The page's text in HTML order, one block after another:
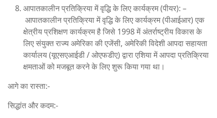
आपातकालीन प्रतिक्रिया में वृद्धि के लिए कार्यक्रम (पीयर): –
आपातकालीन प्रतिक्रिया में वृद्धि के लिए कार्यक्रम (पीआईआर) एक
क्षेत्रीय प्रशिक्षण कार्यक्रम है जिसे 1998 में अंतर्राष्ट्रीय विकास के
लिए संयुक्त राज्य अमेरिका की एजेंसी, अमेरिकी विदेशी आपदा सहायता
कार्यालय (यूएसएआईडी / ओएफडीए) द्वारा एशिया में आपदा प्रतिक्रिया
क्षमताओं को मजबूत करने के लिए शुरू किया गया था।
आगे का रास्ता:-
सिद्धांत और कदम:-